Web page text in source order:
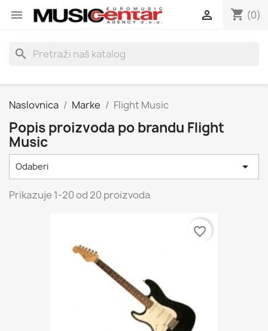
 shopping_cart (0)

search
Naslovnica Marke Flight Music
Popis proizvoda po brandu Flight
Music
Odaberi 
Prikazuje 1-20 od 20 proizvoda
favorite_border